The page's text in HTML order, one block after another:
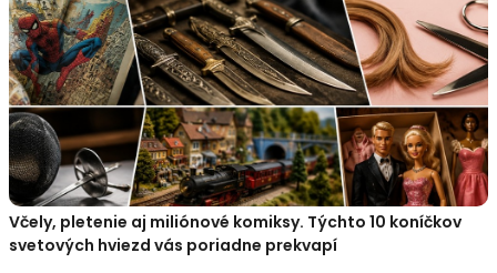
Včely, pletenie aj miliónové komiksy. Týchto 10 koníčkov
svetových hviezd vás poriadne prekvapí